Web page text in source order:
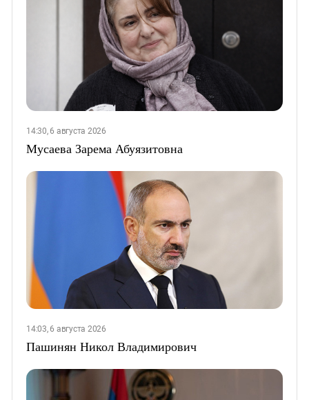
14:30, 6 августа 2026
Мусаева Зарема Абуязитовна
14:03, 6 августа 2026
Пашинян Никол Владимирович